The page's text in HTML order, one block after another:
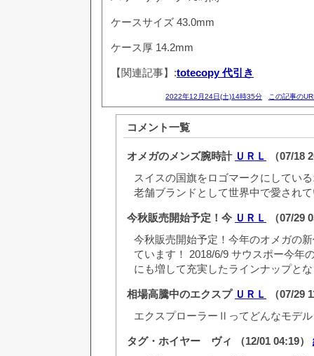
ケースサイズ 43.0mm
ケース厚 14.2mm
【関連記事】:totecopy 代引き
2022年12月24日(土)14時35分 この記事の
コメント一覧
オメガのメンズ腕時計 ＵＲＬ
（07/18
スイスの国旗をロゴマークにしてい
老舗ブランドとして世界中で愛され
今秋販売開始予定！今 ＵＲＬ
（07/29
今秋販売開始予定！今年のオメガの
ています！ 2018/6/9 サウスポー今年
にも増して充実したラインナップと
相場高騰中のエクスプ ＵＲＬ
（07/29
エクスプローラーⅡってどんなモデ
タグ・ホイヤー ヴィ （12/01 04:19）